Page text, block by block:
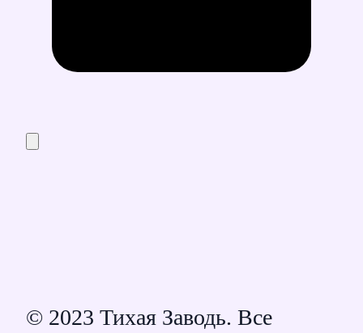
© 2023 Тихая Заводь. Все